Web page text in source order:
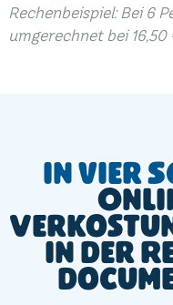
Rechenbeispiel: Bei 6
umgerechnet bei 16,50
In vier
in der